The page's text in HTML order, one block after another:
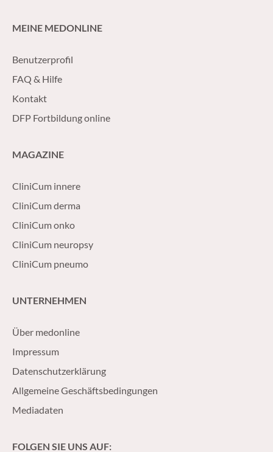
MEINE MEDONLINE
Benutzerprofil
FAQ & Hilfe
Kontakt
DFP Fortbildung online
MAGAZINE
CliniCum innere
CliniCum derma
CliniCum onko
CliniCum neuropsy
CliniCum pneumo
UNTERNEHMEN
Über medonline
Impressum
Datenschutzerklärung
Allgemeine Geschäftsbedingungen
Mediadaten
FOLGEN SIE UNS AUF: